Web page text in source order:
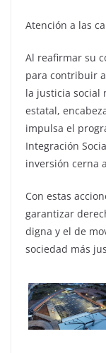
Atención a las
Al reafirmar su
para contribuir
la justicia social
estatal,
impulsa el
Integración
inversión cerna
Con estas
garantizar
digna y el de
sociedad más